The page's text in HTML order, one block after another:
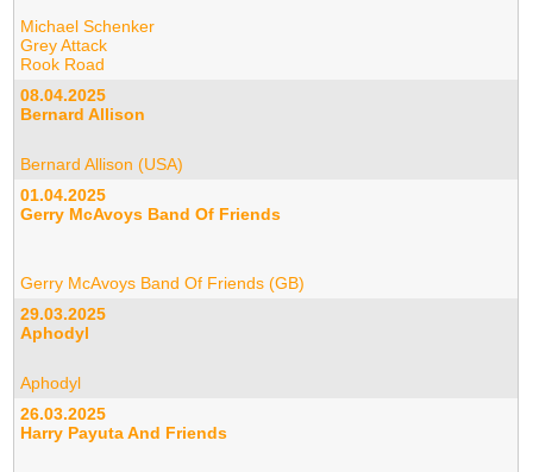
Michael Schenker
Grey Attack
Rook Road
08.04.2025
Bernard Allison
Bernard Allison (USA)
01.04.2025
Gerry McAvoys Band Of Friends
Gerry McAvoys Band Of Friends (GB)
29.03.2025
Aphodyl
Aphodyl
26.03.2025
Harry Payuta And Friends